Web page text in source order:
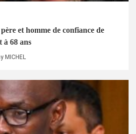
et homme de confiance de
à 68 ans
MICHEL